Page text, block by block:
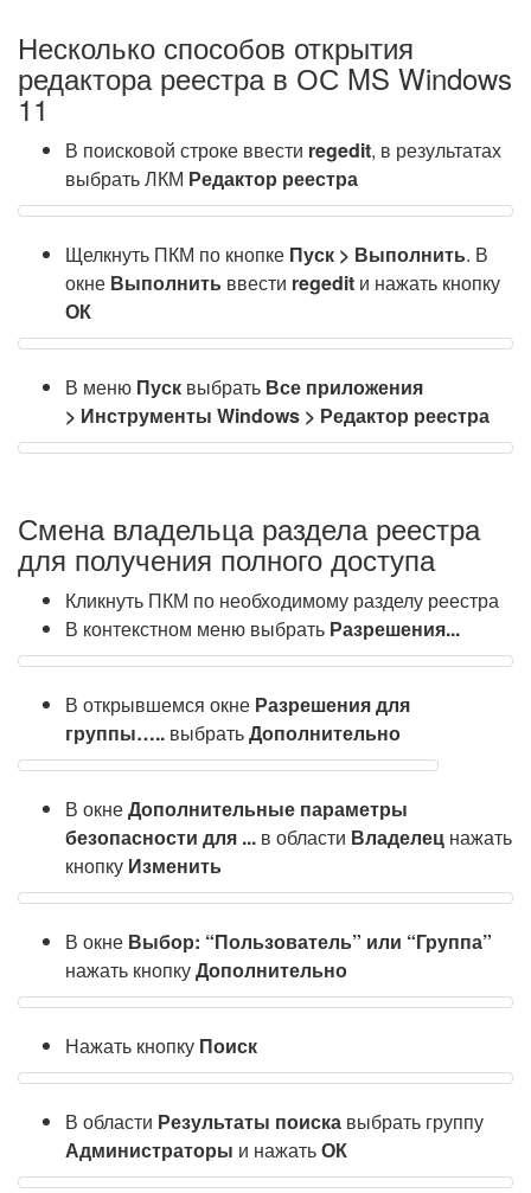
Несколько способов открытия
редактора реестра в ОС MS Windows
11
В поисковой строке ввести regedit, в результатах
выбрать ЛКМ Редактор реестра
Щелкнуть ПКМ по кнопке Пуск > Выполнить. В
окне Выполнить ввести regedit и нажать кнопку
ОК
В меню Пуск выбрать Все приложения
> Инструменты Windows > Редактор реестра
Смена владельца раздела реестра
для получения полного доступа
Кликнуть ПКМ по необходимому разделу реестра
В контекстном меню выбрать Разрешения...
В открывшемся окне Разрешения для
группы….. выбратьДополнительно
В окнеДополнительные параметры
безопасности для ... в области Владелец нажать
кнопку Изменить
В окне Выбор: “Пользователь” или “Группа”
нажать кнопкуДополнительно
Нажать кнопку Поиск
В области Результаты поиска выбрать группу
Администраторы и нажатьОК